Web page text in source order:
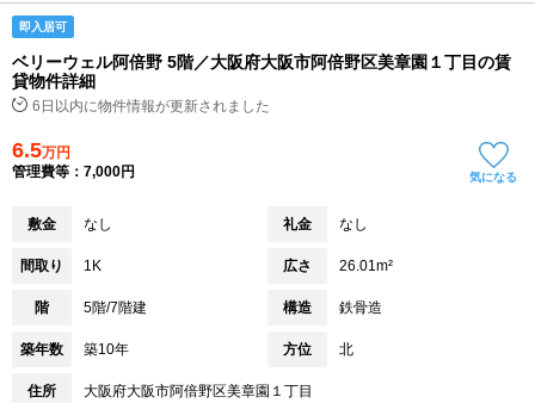
即入居可
ベリーウェル阿倍野 5階／大阪府大阪市阿倍野区美章園１丁目の賃
貸物件詳細
6日以内に物件情報が更新されました
6.5万円
管理費等：7,000円
気になる
敷金 なし 礼金 なし
間取り 1K 広さ 26.01m²
階 5階/7階建 構造 鉄骨造
築年数 築10年 方位 北
住所 大阪府大阪市阿倍野区美章園１丁目